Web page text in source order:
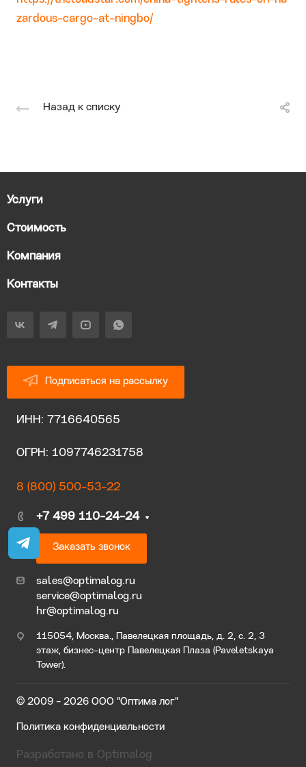
zardous-cargo-at-ningbo/
Назад к списку
Услуги
Стоимость
Компания
Контакты
Подписаться на рассылку
ИНН: 7716640565
ОГРН: 1097746231758
8 (800) 500-53-22
+7 499 110-24-24
Заказать звонок
sales@optimalog.ru
service@optimalog.ru
hr@optimalog.ru
115054, Москва., Павелецкая площадь, д. 2, с. 2, 3
этаж, бизнес-центр Павелецкая Плаза (Paveletskaya
Tower).
© 2009 - 2026 ООО "Оптима лог"
Политика конфиденциальности
Разработано в Optimalog